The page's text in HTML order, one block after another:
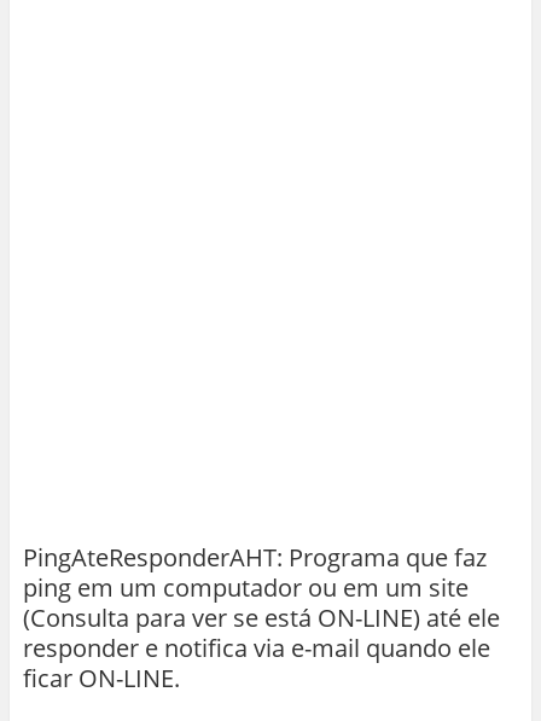
PingAteResponderAHT: Programa que faz
ping em um computador ou em um site
(Consulta para ver se está ON-LINE) até ele
responder e notifica via e-mail quando ele
ficar ON-LINE.